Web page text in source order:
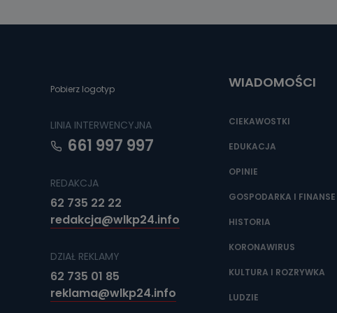
Pobierz logotyp
LINIA INTERWENCYJNA
661 997 997
REDAKCJA
62 735 22 22
redakcja@wlkp24.info
DZIAŁ REKLAMY
62 735 01 85
reklama@wlkp24.info
WIADOMOŚCI
CIEKAWOSTKI
EDUKACJA
OPINIE
GOSPODARKA I FINANSE
HISTORIA
KORONAWIRUS
KULTURA I ROZRYWKA
LUDZIE